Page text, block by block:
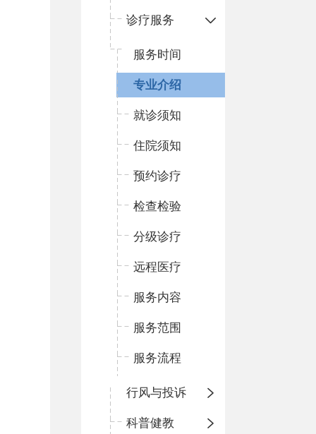
诊疗服务
服务时间
专业介绍
就诊须知
住院须知
预约诊疗
检查检验
分级诊疗
远程医疗
服务内容
服务范围
服务流程
行风与投诉
科普健教